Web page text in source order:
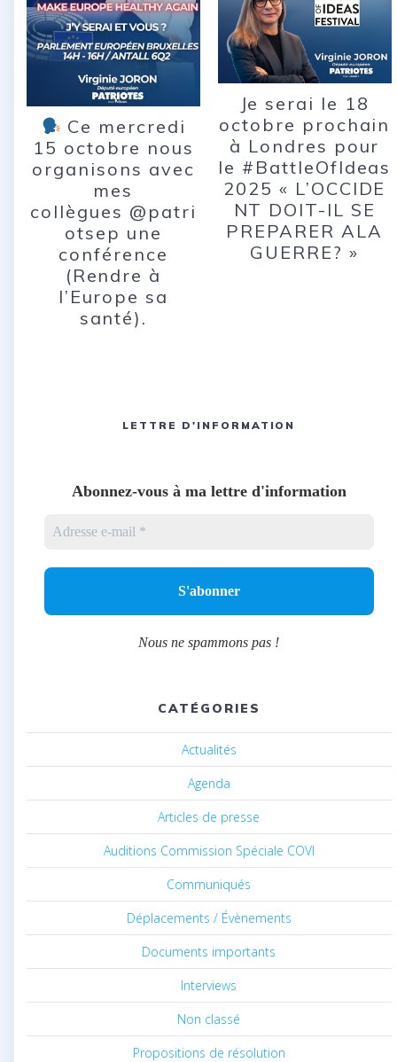
Ce mercredi
15 octobre nous
organisons avec
mes
collègues @patri
otsep une
conférence
(Rendre à
l’Europe sa
santé).
Je serai le 18
octobre prochain
à Londres pour
le #BattleOfIdeas
2025 « L’OCCIDE
NT DOIT-IL SE
PREPARER ALA
GUERRE? »
LETTRE D'INFORMATION
Abonnez-vous à ma lettre d'information
Nous ne spammons pas !
CATÉGORIES
Actualités
Agenda
Articles de presse
Auditions Commission Spéciale COVI
Communiqués
Déplacements / Évènements
Documents importants
Interviews
Non classé
Propositions de résolution